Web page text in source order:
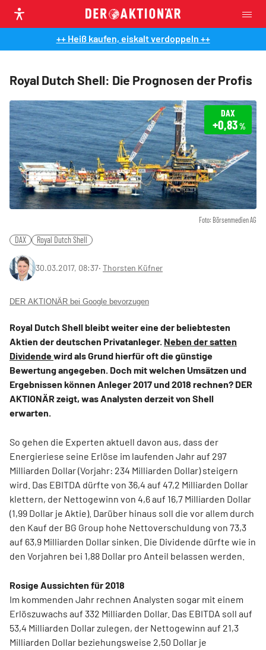
++ Heiß kaufen, eiskalt verdoppeln ++
Royal Dutch Shell: Die Prognosen der Profis
Foto: Börsenmedien AG
DAX
+0,83%
DAX Royal Dutch Shell
30.03.2017, 08:37‧ Thorsten Küfner
DER AKTIONÄR bei Google bevorzugen
Royal Dutch Shell bleibt weiter eine der beliebtesten
Aktien der deutschen Privatanleger. Neben der satten
Dividendewird als Grund hierfür oft die günstige
Bewertung angegeben. Doch mit welchen Umsätzen und
Ergebnissen können Anleger 2017 und 2018 rechnen? DER
AKTIONÄR zeigt, was Analysten derzeit von Shell
erwarten.
So gehen die Experten aktuell davon aus, dass der
Energieriese seine Erlöse im laufenden Jahr auf 297
Milliarden Dollar (Vorjahr: 234 Milliarden Dollar) steigern
wird. Das EBITDA dürfte von 36,4 auf 47,2 Milliarden Dollar
klettern, der Nettogewinn von 4,6 auf 16,7 Milliarden Dollar
(1,99 Dollar je Aktie). Darüber hinaus soll die vor allem durch
den Kauf der BG Group hohe Nettoverschuldung von 73,3
auf 63,9 Milliarden Dollar sinken. Die Dividende dürfte wie in
den Vorjahren bei 1,88 Dollar pro Anteil belassen werden.
Rosige Aussichten für 2018
Im kommenden Jahr rechnen Analysten sogar mit einem
Erlöszuwachs auf 332 Milliarden Dollar. Das EBITDA soll auf
53,4 Milliarden Dollar zulegen, der Nettogewinn auf 21,3
Milliarden Dollar beziehungsweise 2,50 Dollar je